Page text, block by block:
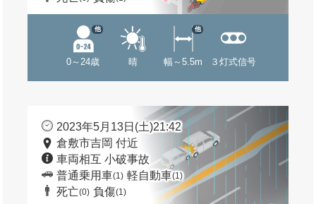
0～24歳
他
晴 幅～5.5m
他
３灯式信号
2023年5月13日(土)21:42
倉敷市吉岡 付近
車両相互 小破事故
普通乗用車(1) 軽自動車(1)
死亡(0) 負傷(1)